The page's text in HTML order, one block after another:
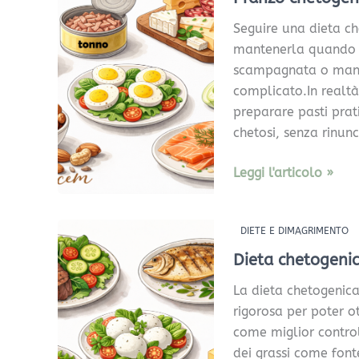
Seguire una dieta
mantenerla
scampagnata o
complicato.In
preparare pasti
chetosi, senza
come
comportarsi
se
si
è
fuori
casa
Leggi l'articolo »
DIETE E DIMAGRIMENTO
Dieta
La dieta
rigorosa per poter
come miglior
dei grassi come
Dieta
chetogenica:
cosa
mangiare
se
sono
fuori